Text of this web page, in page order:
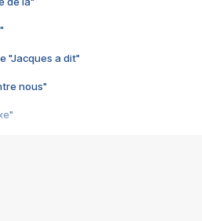
"Jacques a dit"
nous"